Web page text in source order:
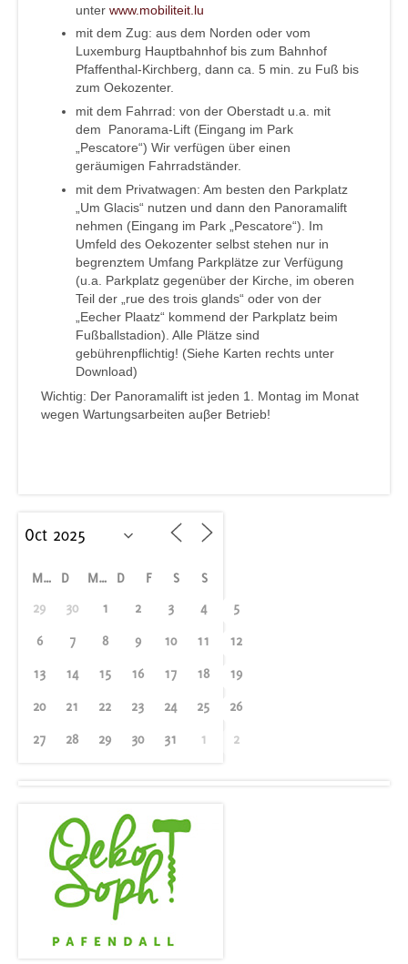
unter www.mobiliteit.lu
mit dem Zug: aus dem Norden oder vom
Luxemburg Hauptbahnhof bis zum Bahnhof
Pfaffenthal-Kirchberg, dann ca. 5 min. zu Fuß bis
zum Oekozenter.
mit dem Fahrrad: von der Oberstadt u.a. mit
dem Panorama-Lift (Eingang im Park
„Pescatore“) Wir verfügen über einen
geräumigen Fahrradständer.
mit dem Privatwagen: Am besten den Parkplatz
„Um Glacis“ nutzen und dann den Panoramalift
nehmen (Eingang im Park „Pescatore“). Im
Umfeld des Oekozenter selbst stehen nur in
begrenztem Umfang Parkplätze zur Verfügung
(u.a. Parkplatz gegenüber der Kirche, im oberen
Teil der „rue des trois glands“ oder von der
„Eecher Plaatz“ kommend der Parkplatz beim
Fußballstadion). Alle Plätze sind
gebührenpflichtig! (Siehe Karten rechts unter
Download)
Wichtig: Der Panoramalift ist jeden 1. Montag im Monat
wegen Wartungsarbeiten auβer Betrieb!
M D M D F S
S
29
30 1 2 3 4 5
6 7 8 9 10 11 12
13 14 15 16 17 18 19
20 21 22 23 24 25 26
27 28 29 30 31 1 2